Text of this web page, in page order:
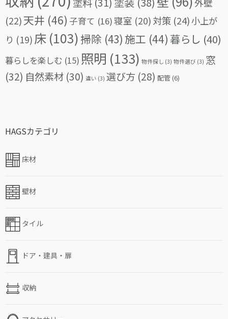
外壁
(22)天井 (46) 子育て (16)寝室 (20) 対策 (24)小上が
り (19) 床 (103)掃除 (43) 施工 (44) 暮らし (40)
暮らしを楽しむ (15) 照明 (133) 物件探し (3) 物件選び (3) 窓
(32) 自然素材 (30) 違い (3) 選び方 (28) 配管(6)
HAGSカテゴリ
床材
壁材
タイル
ドア・建具・扉
収納